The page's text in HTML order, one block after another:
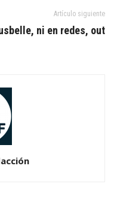
Artículo siguiente
ni en redes, out